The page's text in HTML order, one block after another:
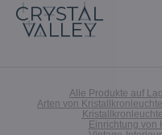
Alle Produkte auf
Arten von
Einrichtung von